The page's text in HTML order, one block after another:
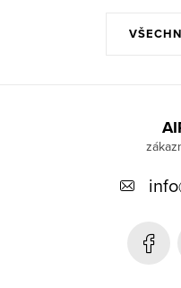
info